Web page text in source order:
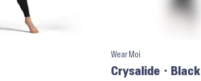
Wear Moi
Crysalide ⬝ Black